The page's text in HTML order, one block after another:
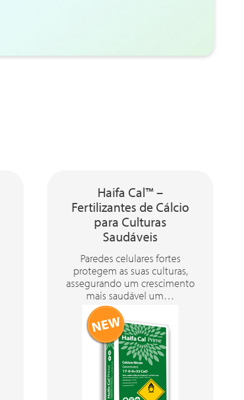
Haifa Cal™ –
Fertilizantes de Cálcio
para Culturas
Saudáveis
Paredes celulares fortes
protegem as suas culturas,
assegurando um crescimento
mais saudável um…